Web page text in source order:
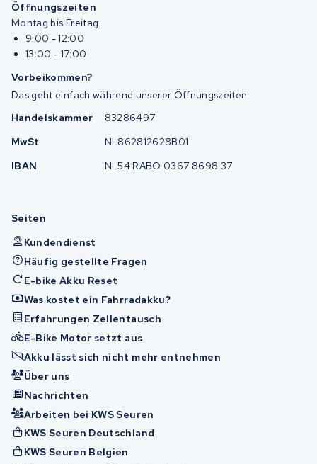
Öffnungszeiten
Montag bis Freitag
9:00 - 12:00
13:00 - 17:00
Vorbeikommen?
Das geht einfach während unserer Öffnungszeiten.
Handelskammer
83286497
MwSt
NL862812628B01
IBAN
NL54 RABO 0367 8698 37
Seiten
Kundendienst
Häufig gestellte Fragen
E-bike Akku Reset
Was kostet ein Fahrradakku?
Erfahrungen Zellentausch
E-Bike Motor setzt aus
Akku lässt sich nicht mehr entnehmen
Über uns
Nachrichten
Arbeiten bei KWS Seuren
KWS Seuren Deutschland
KWS Seuren Belgien